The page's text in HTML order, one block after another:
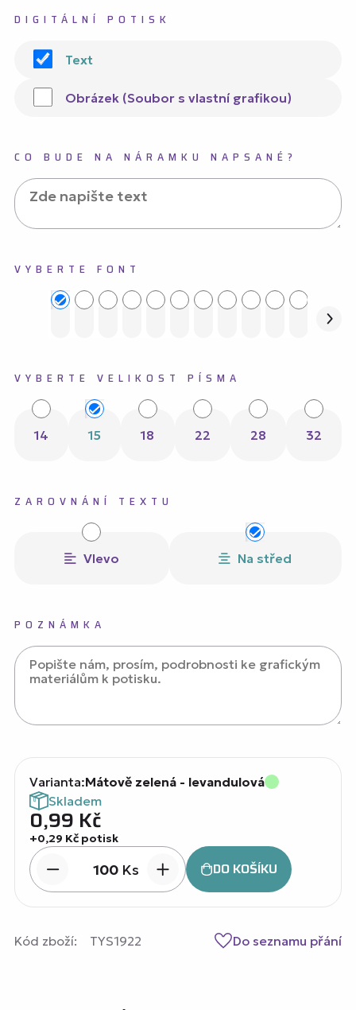
DIGITÁLNÍ POTISK
Text
Obrázek (Soubor s vlastní grafikou)
CO BUDE NA NÁRAMKU NAPSANÉ?
VYBERTE FONT
VYBERTE VELIKOST PÍSMA
14 15 18 22 28 32
ZAROVNÁNÍ TEXTU
Vlevo Na střed
POZNÁMKA
Varianta:Mátově zelená - levandulová
Skladem
0,99 Kč
+0,29 Kč potisk
Ks DO KOŠÍKU
Kód zboží: TYS1922 Do seznamu přání